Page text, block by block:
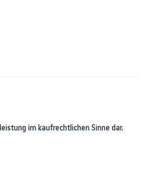
im kaufrechtlichen Sinne dar.